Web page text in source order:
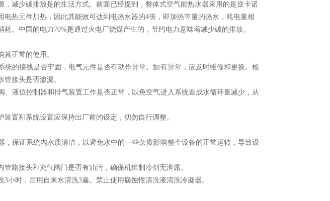
减少碳排放是的生活方式。前面已经提到，整体式空气能热水器采用的是逆卡诺
电热元件加热，因此其能效可达到电热水器的4倍，即加热等量的热水，耗电量相
。中国的电力70%是通过火电厂烧煤产生的，节约电力意味着减少碳的排放。
正常的使用。
统的接线是否牢固，电气元件是否有动作异常。如有异常，应及时维修和更换。检
接头是否渗漏。
、液位控制器和排气装置工作是否正常，以免空气进入系统造成水循环量减少，从
置和系统设置应保持出厂前的设定，切勿自行调整。
，保证系统内水质清洁，以避免水中的一些杂质影响整个设备的正常运转，导致设
路接头和充气阀门是否有油污，确保机组制冷剂无泄露。
3小时，后用自来水清洗3遍。禁止使用腐蚀性清洗液清洗冷凝器。